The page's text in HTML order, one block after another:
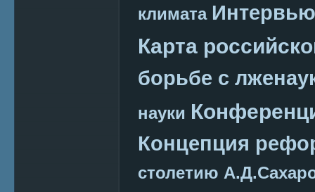
климата Интервью
Карта
борьбе с
науки
Концепция
столетию